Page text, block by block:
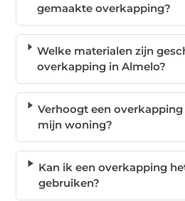
gemaakte overkapping?
Welke materialen zijn
overkapping in Almelo?
Verhoogt een
mijn woning?
Kan ik een overkapping
gebruiken?